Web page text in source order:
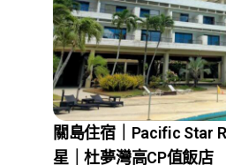
關島住宿｜Pacific Star
星｜杜夢灣高CP值飯店